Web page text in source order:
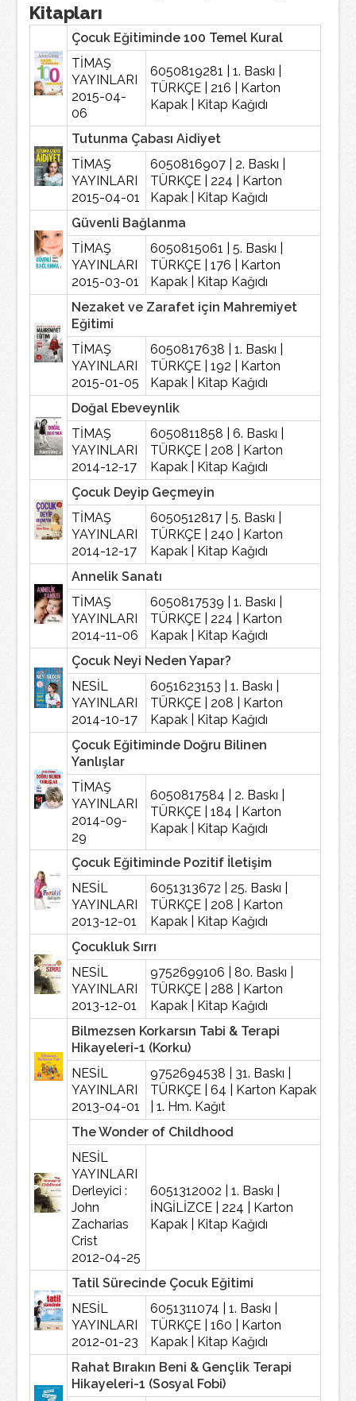
Kitapları
Çocuk Eğitiminde 100 Temel Kural
TİMAŞ
YAYINLARI
2015-04-
06
6050819281 | 1. Baskı |
TÜRKÇE | 216 | Karton
Kapak | Kitap Kağıdı
Tutunma Çabası Aidiyet
TİMAŞ
YAYINLARI
2015-04-01
6050816907 | 2. Baskı |
TÜRKÇE | 224 | Karton
Kapak | Kitap Kağıdı
Güvenli Bağlanma
TİMAŞ
YAYINLARI
2015-03-01
6050815061 | 5. Baskı |
TÜRKÇE | 176 | Karton
Kapak | Kitap Kağıdı
Nezaket ve Zarafet için Mahremiyet
Eğitimi
TİMAŞ
YAYINLARI
2015-01-05
6050817638 | 1. Baskı |
TÜRKÇE | 192 | Karton
Kapak | Kitap Kağıdı
Doğal Ebeveynlik
TİMAŞ
YAYINLARI
2014-12-17
6050811858 | 6. Baskı |
TÜRKÇE | 208 | Karton
Kapak | Kitap Kağıdı
Çocuk Deyip Geçmeyin
TİMAŞ
YAYINLARI
2014-12-17
6050512817 | 5. Baskı |
TÜRKÇE | 240 | Karton
Kapak | Kitap Kağıdı
Annelik Sanatı
TİMAŞ
YAYINLARI
2014-11-06
6050817539 | 1. Baskı |
TÜRKÇE | 224 | Karton
Kapak | Kitap Kağıdı
Çocuk Neyi Neden Yapar?
NESİL
YAYINLARI
2014-10-17
6051623153 | 1. Baskı |
TÜRKÇE | 208 | Karton
Kapak | Kitap Kağıdı
Çocuk Eğitiminde Doğru Bilinen
Yanlışlar
TİMAŞ
YAYINLARI
2014-09-
29
6050817584 | 2. Baskı |
TÜRKÇE | 184 | Karton
Kapak | Kitap Kağıdı
Çocuk Eğitiminde Pozitif İletişim
NESİL
YAYINLARI
2013-12-01
6051313672 | 25. Baskı |
TÜRKÇE | 208 | Karton
Kapak | Kitap Kağıdı
Çocukluk Sırrı
NESİL
YAYINLARI
2013-12-01
9752699106 | 80. Baskı |
TÜRKÇE | 288 | Karton
Kapak | Kitap Kağıdı
Bilmezsen Korkarsın Tabi & Terapi
Hikayeleri-1 (Korku)
NESİL
YAYINLARI
2013-04-01
9752694538 | 31. Baskı |
TÜRKÇE | 64 | Karton Kapak
| 1. Hm. Kağıt
The Wonder of Childhood
NESİL
YAYINLARI
Derleyici :
John
Zacharias
Crist
2012-04-25
6051312002 | 1. Baskı |
İNGİLİZCE | 224 | Karton
Kapak | Kitap Kağıdı
Tatil Sürecinde Çocuk Eğitimi
NESİL
YAYINLARI
2012-01-23
6051311074 | 1. Baskı |
TÜRKÇE | 160 | Karton
Kapak | Kitap Kağıdı
Rahat Bırakın Beni & Gençlik Terapi
Hikayeleri-1 (Sosyal Fobi)